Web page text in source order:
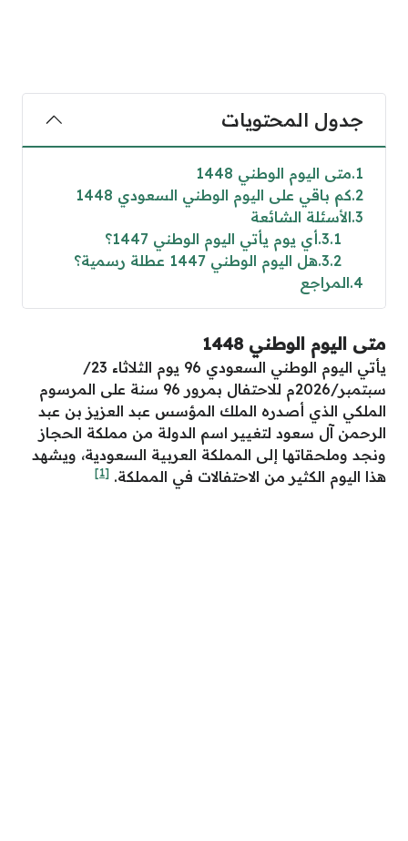
جدول المحتويات
1 متى اليوم الوطني 1448
2 كم باقي على اليوم الوطني السعودي 1448
3 الأسئلة الشائعة
3.1 أي يوم يأتي اليوم الوطني 1447؟
3.2 هل اليوم الوطني 1447 عطلة رسمية؟
4 المراجع
متى اليوم الوطني 1448
يأتي اليوم الوطني السعودي 96 يوم الثلاثاء 23/
سبتمبر/2026م للاحتفال بمرور 96 سنة على المرسوم
الملكي الذي أصدره الملك المؤسس عبد العزيز بن عبد
الرحمن آل سعود لتغيير اسم الدولة من مملكة الحجاز
ونجد وملحقاتها إلى المملكة العربية السعودية، ويشهد
هذا اليوم الكثير من الاحتفالات في المملكة. [1]